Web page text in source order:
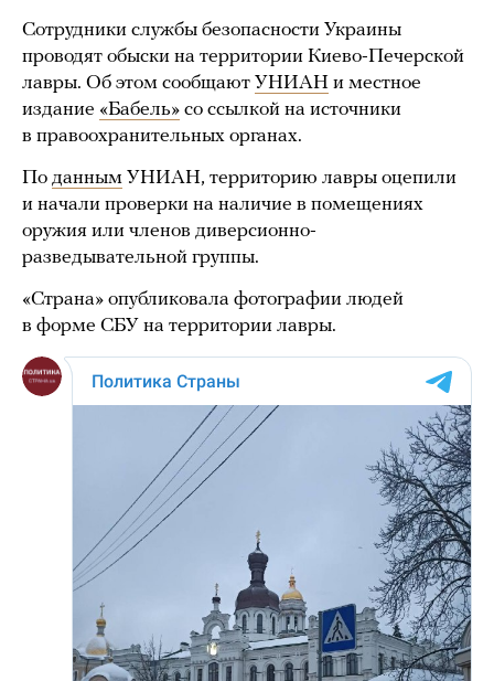
Сотрудники службы безопасности Украины
проводят обыски на территории Киево-Печерской
лавры. Об этом сообщают УНИАН и местное
издание «Бабель» со ссылкой на источники
в правоохранительных органах.
По данным УНИАН, территорию лавры оцепили
и начали проверки на наличие в помещениях
оружия или членов диверсионно-
разведывательной группы.
«Страна» опубликовала фотографии людей
в форме СБУ на территории лавры.